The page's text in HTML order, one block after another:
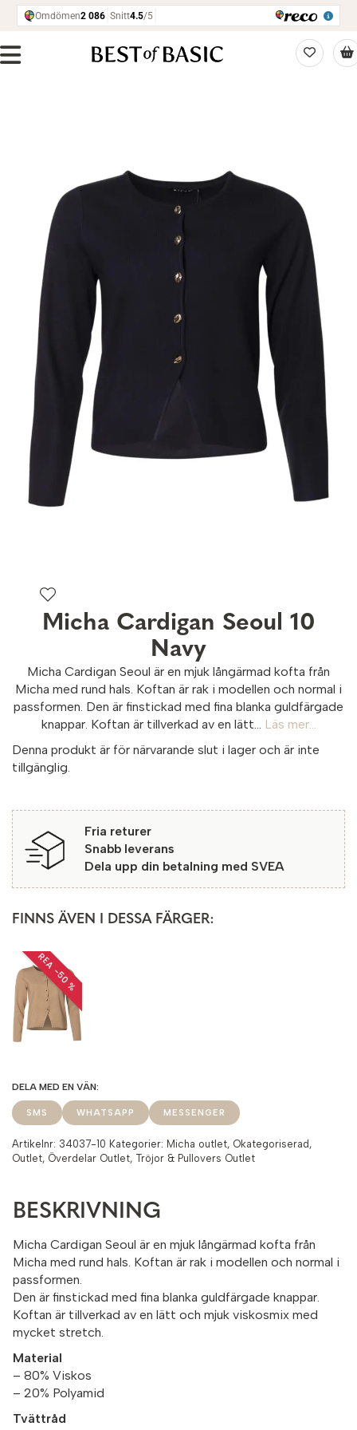
Micha Cardigan Seoul 10
Navy
Micha Cardigan Seoul är en mjuk långärmad kofta från
Micha med rund hals. Koftan är rak i modellen och normal i
passformen. Den är finstickad med fina blanka guldfärgade
knappar. Koftan är tillverkad av en lätt...
Läs mer...
Denna produkt är för närvarande slut i lager och är inte
tillgänglig.
Fria returer
Snabb leverans
Dela upp din betalning med SVEA
FINNS ÄVEN I DESSA FÄRGER:
REA −50 %
SMS WHATSAPP MESSENGER
Artikelnr: 34037-10 Kategorier: Micha outlet, Okategoriserad ,
Outlet, Överdelar Outlet, Tröjor & Pullovers Outlet
BESKRIVNING
Micha Cardigan Seoul är en mjuk långärmad kofta från
Micha med rund hals. Koftan är rak i modellen och normal i
passformen.
Den är finstickad med fina blanka guldfärgade knappar.
Koftan är tillverkad av en lätt och mjuk viskosmix med
mycket stretch.
Material
– 80% Viskos
– 20% Polyamid
Tvättråd